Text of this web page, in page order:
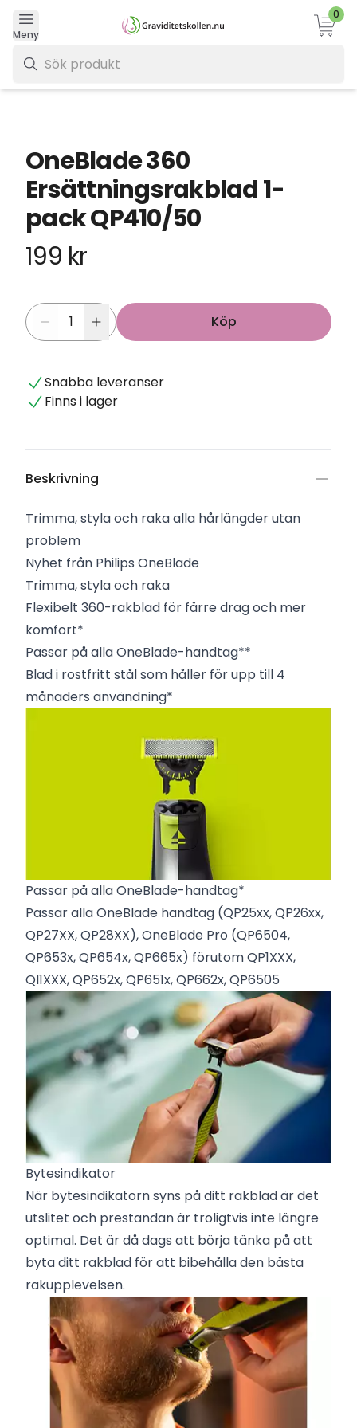
Meny
0
OneBlade 360
Ersättningsrakblad 1-
pack QP410/50
199 kr
Köp
Snabba leveranser
Finns i lager
Beskrivning
Trimma, styla och raka alla hårlängder utan
problem
Nyhet från Philips OneBlade
Trimma, styla och raka
Flexibelt 360-rakblad för färre drag och mer
komfort*​
Passar på alla OneBlade-handtag**
Blad i rostfritt stål som håller för upp till 4
månaders användning*
Passar på alla OneBlade-handtag*
Passar alla OneBlade handtag (QP25xx, QP26xx,
QP27XX, QP28XX), OneBlade Pro (QP6504,
QP653x, QP654x, QP665x) förutom QP1XXX,
QI1XXX, QP652x, QP651x, QP662x, QP6505
Bytesindikator
När bytesindikatorn syns på ditt rakblad är det
utslitet och prestandan är troligtvis inte längre
optimal. Det är då dags att börja tänka på att
byta ditt rakblad för att bibehålla den bästa
rakupplevelsen.